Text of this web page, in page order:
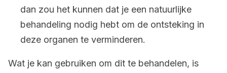
dan zou het kunnen dat je een natuurlijke
behandeling nodig hebt om de ontsteking in
deze organen te verminderen.
Wat je kan gebruiken om dit te behandelen, is